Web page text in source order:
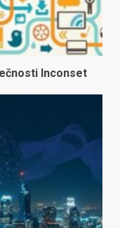
Inconset